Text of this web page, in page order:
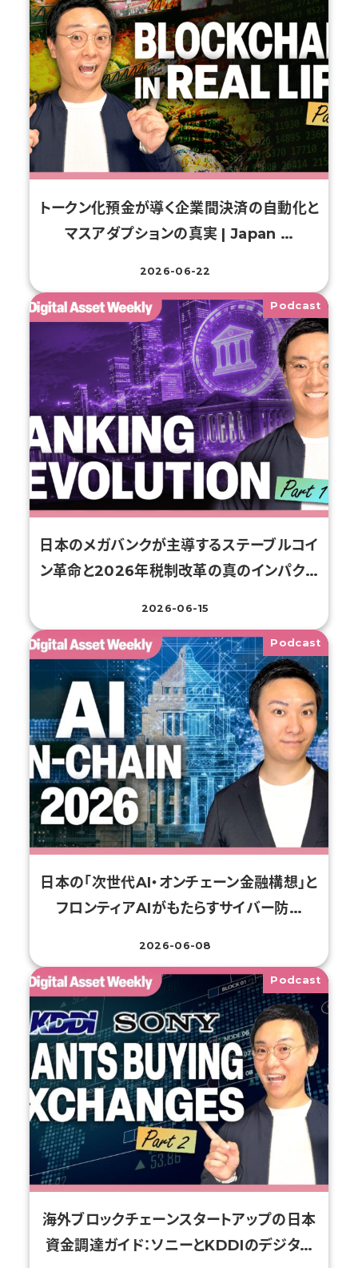
トークン化預金が導く企業間決済の自動化と
マスアダプションの真実 | Japan …
2026-06-22
Podcast
日本のメガバンクが主導するステーブルコイ
ン革命と2026年税制改革の真のインパク…
2026-06-15
Podcast
日本の「次世代AI・オンチェーン金融構想」と
フロンティアAIがもたらすサイバー防…
2026-06-08
Podcast
海外ブロックチェーンスタートアップの日本
資金調達ガイド：ソニーとKDDIのデジタ…